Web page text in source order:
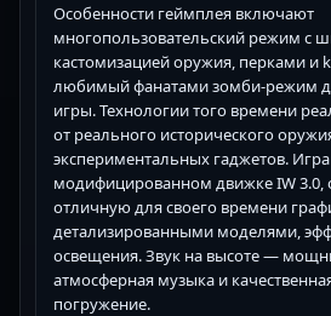
Особенности геймплея включают
многопользовательский режим с
кастомизацией оружия, перками и
любимый фанатами зомби-режим
игры. Технологии того времени
от реального исторического
экспериментальных гаджетов.
модифицированном движке IW 3.0,
отличную для своего времени
детализированными моделями,
освещения. Звук на высоте —
атмосферная музыка и
погружение.